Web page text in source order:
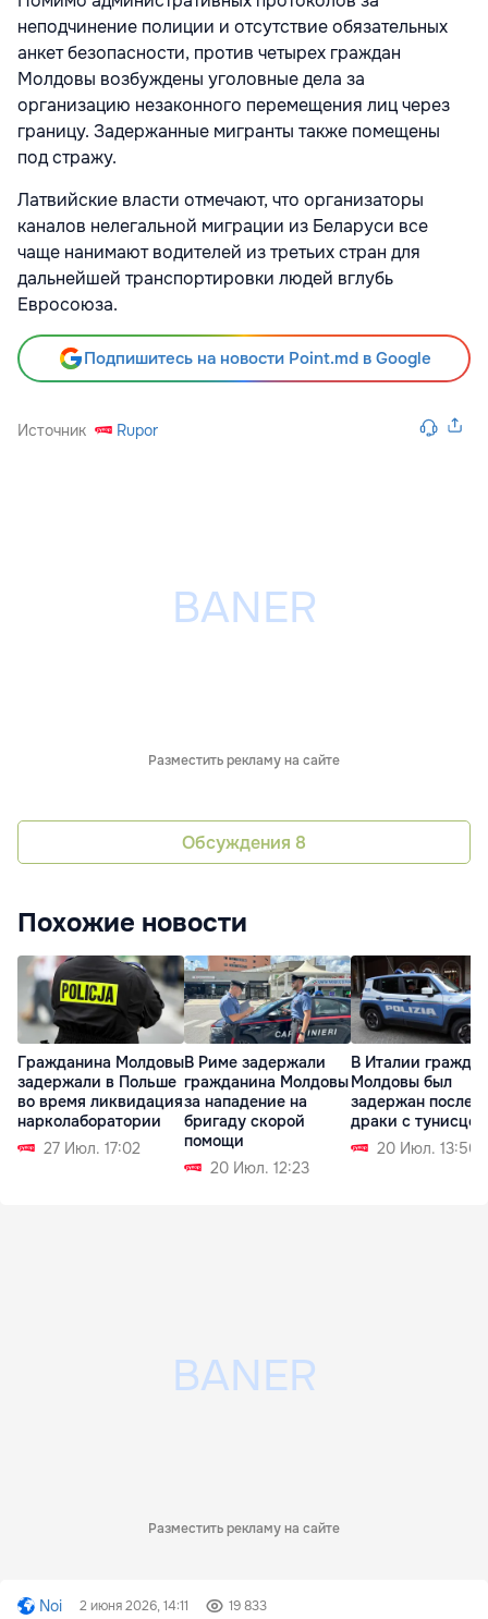
неподчинение полиции и отсутствие обязательных
анкет безопасности, против четырех граждан
Молдовы возбуждены уголовные дела за
организацию незаконного перемещения лиц через
границу. Задержанные мигранты также помещены
под стражу.
Латвийские власти отмечают, что организаторы
каналов нелегальной миграции из Беларуси все
чаще нанимают водителей из третьих стран для
дальнейшей транспортировки людей вглубь
Евросоюза.
Подпишитесь на новости Point.md в Google
Источник Rupor
Разместить рекламу на сайте
Обсуждения 8
Похожие новости
Гражданина Молдовы
задержали в Польше
во время ликвидация
нарколаборатории
27 Июл. 17:02
В Риме задержали
гражданина Молдовы
за нападение на
бригаду скорой
помощи
20 Июл. 12:23
В Италии
Молдовы был
задержан после
драки с тунисцем
20 Июл. 13:50
Разместить рекламу на сайте
Noi 2 июня 2026, 14:11 19 833